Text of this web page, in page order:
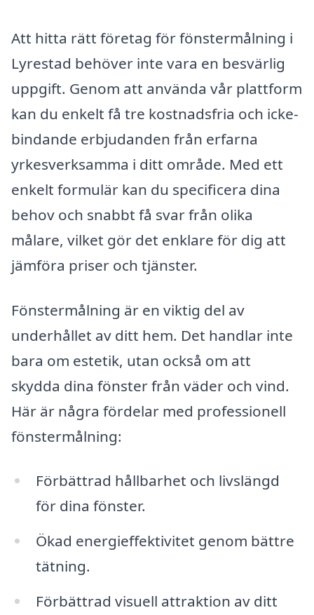
Att hitta rätt företag för fönstermålning i
Lyrestad behöver inte vara en besvärlig
uppgift. Genom att använda vår plattform
kan du enkelt få tre kostnadsfria och icke-
bindande erbjudanden från erfarna
yrkesverksamma i ditt område. Med ett
enkelt formulär kan du specificera dina
behov och snabbt få svar från olika
målare, vilket gör det enklare för dig att
jämföra priser och tjänster.
Fönstermålning är en viktig del av
underhållet av ditt hem. Det handlar inte
bara om estetik, utan också om att
skydda dina fönster från väder och vind.
Här är några fördelar med professionell
fönstermålning:
Förbättrad hållbarhet och livslängd
för dina fönster.
Ökad energieffektivitet genom bättre
tätning.
Förbättrad visuell attraktion av ditt